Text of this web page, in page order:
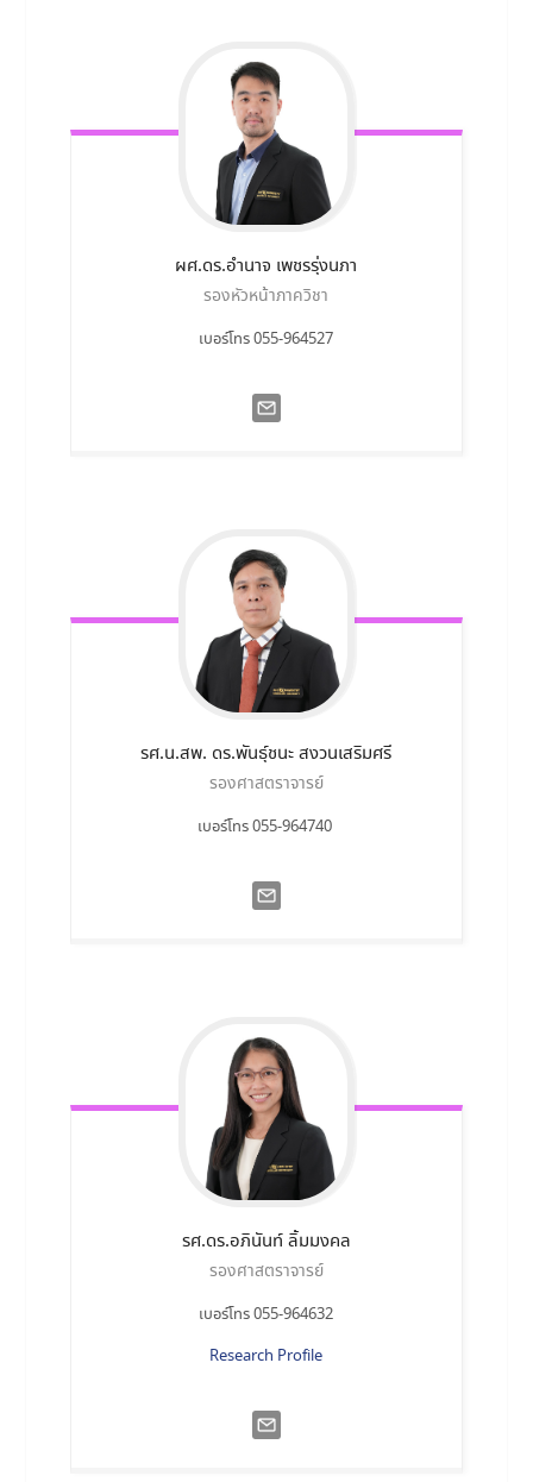
ผศ.ดร.อำนาจ เพชรรุ่งนภา
รองหัวหน้าภาควิชา
เบอร์โทร 055-964527
รศ.น.สพ. ดร.พันธุ์ชนะสงวนเสริมศรี
รองศาสตราจารย์
เบอร์โทร 055-964740
รศ.ดร.อภินันท์ลิ้มมงคล
รองศาสตราจารย์
เบอร์โทร 055-964632
Research Profile